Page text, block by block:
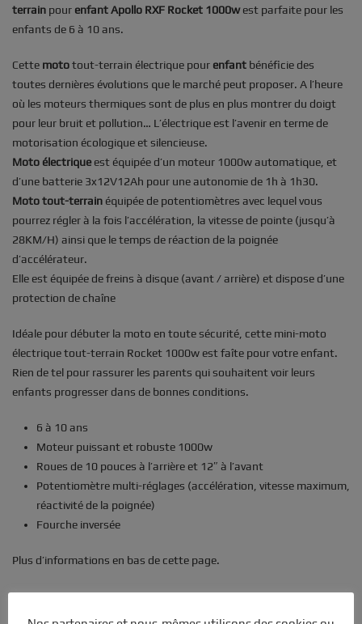
terrain pour enfantApollo RXF Rocket 1000west parfaite pour les
enfants de 6 à 10 ans.
Cette mototout-terrain électrique pour enfant bénéficie des
toutes dernières évolutions que le marché peut proposer. A l’heure
où les moteurs thermiques sont de plus en plus montrer du doigt
pour leur bruit et pollution… L’électrique est l’avenir en terme de
motorisation écologique et silencieuse.
Moto électrique est équipée d’un moteur 1000w automatique, et
d’une batterie 3x12V12Ah pour une autonomie de 1h à 1h30.
Moto tout-terrain équipée de potentiomètres avec lequel vous
pourrez régler à la fois l’accélération, la vitesse de pointe (jusqu’à
28KM/H) ainsi que le temps de réaction de la poignée
d’accélérateur.
Elle est équipée de freins à disque (avant / arrière) et dispose d’une
protection de chaîne
Idéale pour débuter la moto en toute sécurité, cette mini-moto
électrique tout-terrain Rocket 1000w est faîte pour votre enfant.
Rien de tel pour rassurer les parents qui souhaitent voir leurs
enfants progresser dans de bonnes conditions.
6 à 10 ans
Moteur puissant et robuste 1000w
Roues de 10 pouces à l’arrière et 12″ à l’avant
Potentiomètre multi-réglages (accélération, vitesse maximum,
réactivité de la poignée)
Fourche inversée
Plus d’informations en bas de cette page.